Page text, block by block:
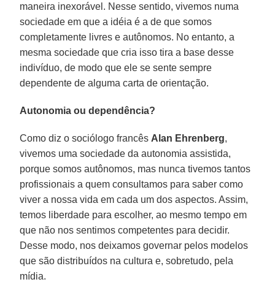
maneira inexorável. Nesse sentido, vivemos numa
sociedade em que a idéia é a de que somos
completamente livres e autônomos. No entanto, a
mesma sociedade que cria isso tira a base desse
indivíduo, de modo que ele se sente sempre
dependente de alguma carta de orientação.
Autonomia ou dependência?
Como diz o sociólogo francês Alan Ehrenberg,
vivemos uma sociedade da autonomia assistida,
porque somos autônomos, mas nunca tivemos tantos
profissionais a quem consultamos para saber como
viver a nossa vida em cada um dos aspectos. Assim,
temos liberdade para escolher, ao mesmo tempo em
que não nos sentimos competentes para decidir.
Desse modo, nos deixamos governar pelos modelos
que são distribuídos na cultura e, sobretudo, pela
mídia.